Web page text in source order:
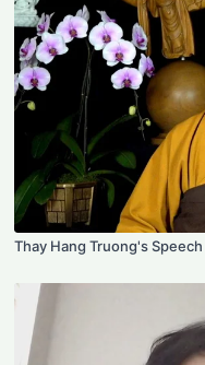
Thay Hang Truong's